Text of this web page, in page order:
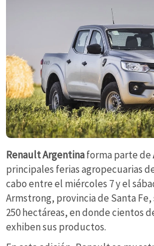
Renault Argentinaforma parte de
principales ferias agropecuarias
cabo entre el miércoles 7 y el
Armstrong, provincia de Santa
250 hectáreas, en donde cientos
exhiben sus productos.